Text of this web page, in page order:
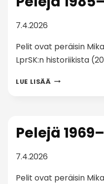
7.4.2026
Pelit ovat peräisin
LprSK:n historiikista
LUE LISÄÄ PELEJÄ
Pelejä
7.4.2026
Pelit ovat peräisin